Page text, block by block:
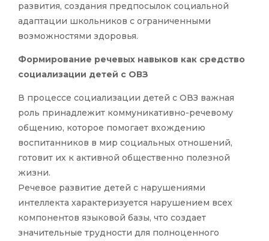
развития, создания предпосылок социальной
адаптации школьников с ограниченными
возможностями здоровья.
Формирование речевых навыков как средство
социализации детей с ОВЗ
В процессе социализации детей с ОВЗ важная
роль принадлежит коммуникативно-речевому
общению, которое помогает вхождению
воспитанников в мир социальных отношений,
готовит их к активной общественно полезной
жизни.
Речевое развитие детей с нарушениями
интеллекта характеризуется нарушением всех
компонентов языковой базы, что создает
значительные трудности для полноценного